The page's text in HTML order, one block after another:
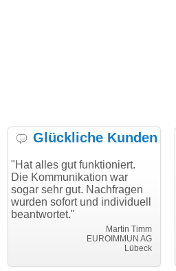
Glückliche Kunden
gut funktioniert.
war
gut. Nachfragen
und individuell
EUROIMMUN AG
"Danke für
Transfer und
i can eckert